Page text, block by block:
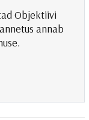
Objektiivi
annab